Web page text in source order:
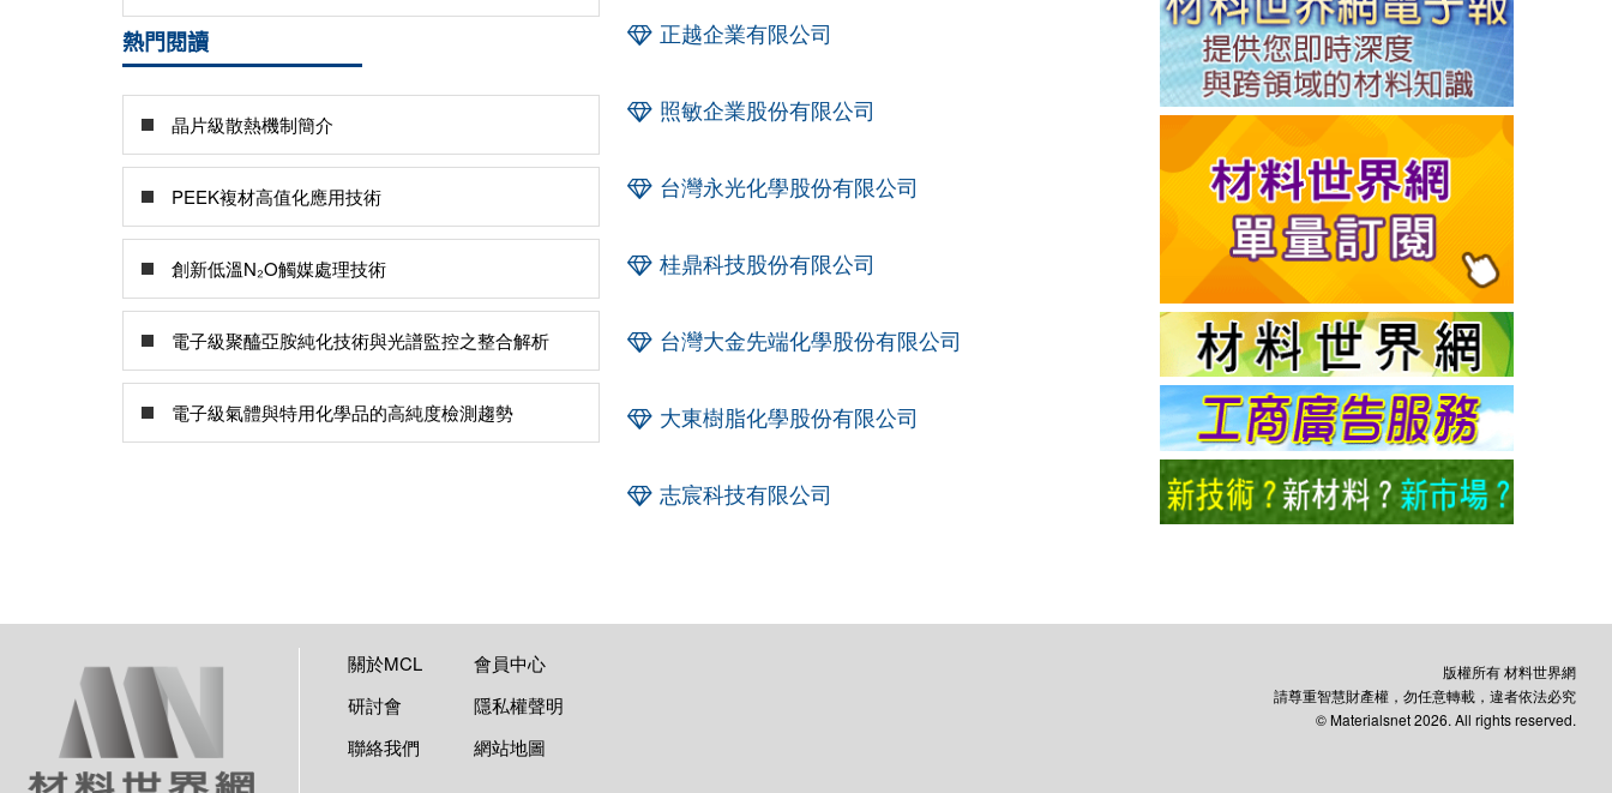
熱門閱讀
晶片級散熱機制簡介
PEEK複材高值化應用技術
創新低溫N₂O觸媒處理技術
電子級聚醯亞胺純化技術與光譜監控之整合解析
電子級氣體與特用化學品的高純度檢測趨勢
正越企業有限公司
照敏企業股份有限公司
台灣永光化學股份有限公司
桂鼎科技股份有限公司
台灣大金先端化學股份有限公司
大東樹脂化學股份有限公司
志宸科技有限公司
關於MCL
會員中心
研討會
隱私權聲明
聯絡我們
網站地圖
版權所有 材料世界網
請尊重智慧財產權，勿任意轉載，違者依法必究
© Materialsnet 2026. All rights reserved.